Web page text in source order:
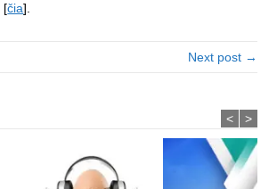
[čia].
Next post →
< >